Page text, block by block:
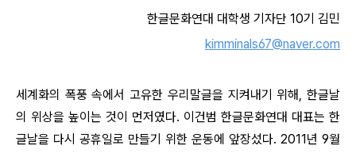
한글문화연대 대학생 기자단 10기 김민
kimminals67@naver.com
세계화의 폭풍 속에서 고유한 우리말글을 지켜내기 위해, 한글날
의 위상을 높이는 것이 먼저였다. 이건범 한글문화연대 대표는 한
글날을 다시 공휴일로 만들기 위한 운동에 앞장섰다. 2011년 9월